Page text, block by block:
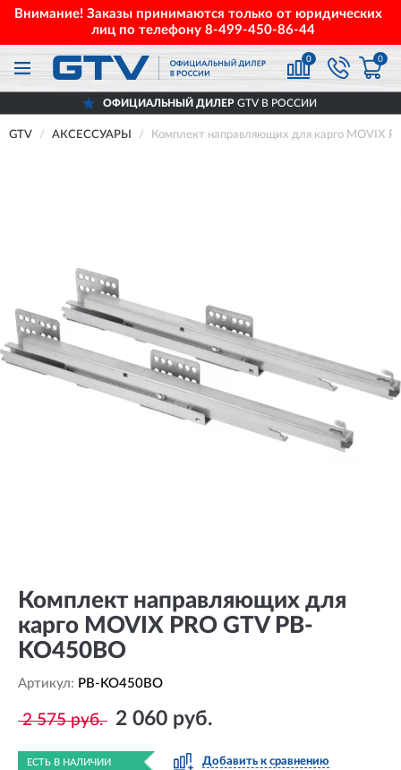
Внимание! Заказы принимаются только от юридических
лиц по телефону 8-499-450-86-44
0 0
ОФИЦИАЛЬНЫЙ ДИЛЕР GTV В РОССИИ
GTV АКСЕССУАРЫ Комплект направляющих для карго MOVIX
Комплект направляющих для
карго MOVIX PRO GTV PB-
KO450BO
Артикул: PB-KO450BO
2 575 руб. 2 060 руб.
ЕСТЬ В НАЛИЧИИ Добавить к сравнению